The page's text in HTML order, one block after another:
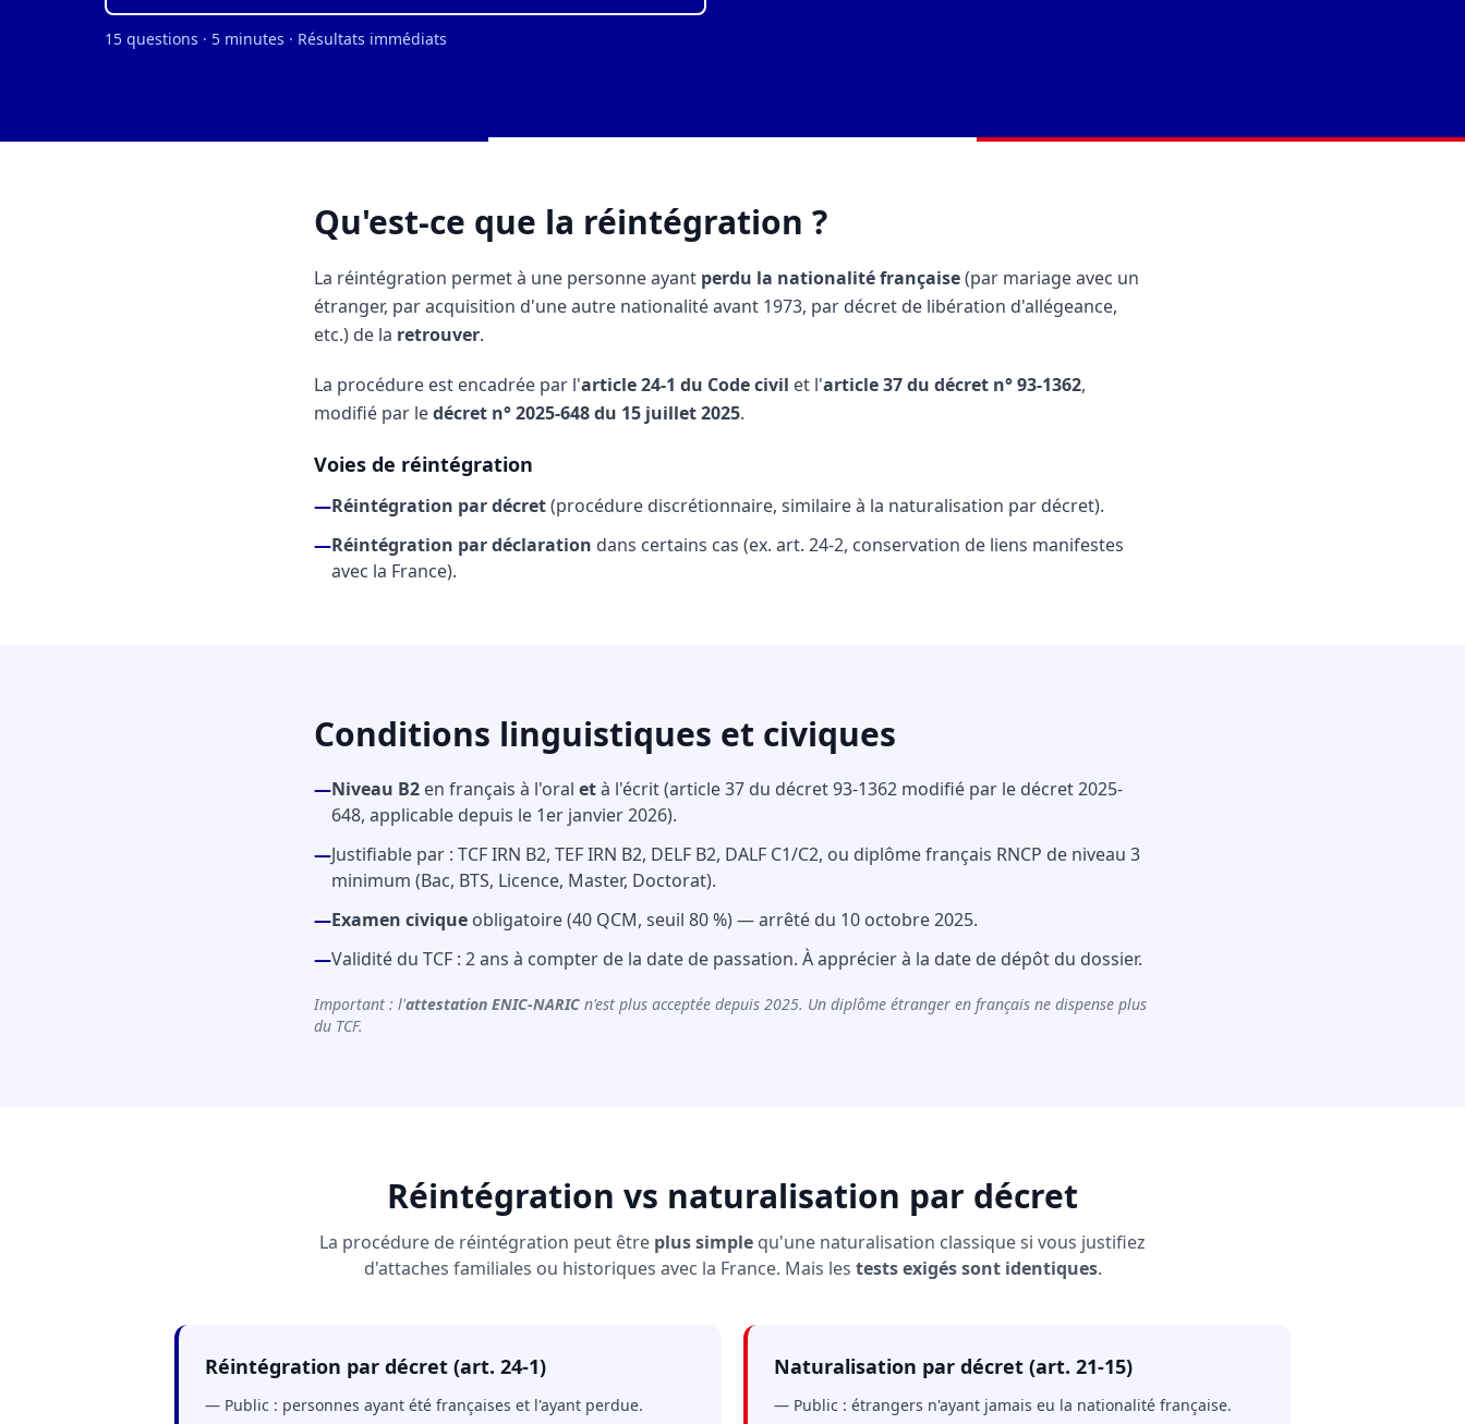
15 questions · 5 minutes · Résultats immédiats
Qu'est-ce que la réintégration ?
La réintégration permet à une personne ayant perdu la nationalité française(par mariage avec un
étranger, par acquisition d'une autre nationalité avant 1973, par décret de libération d'allégeance,
etc.) de la retrouver.
La procédure est encadrée par l'article 24-1 du Code civil et l'article 37 du décret n° 93-1362,
modifié par ledécret n° 2025-648 du 15 juillet 2025.
Voies de réintégration
—Réintégration par décret(procédure discrétionnaire, similaire à la naturalisation par décret).
—Réintégration par déclaration dans certains cas (ex. art. 24-2, conservation de liens manifestes
avec la France).
Conditions linguistiques et civiques
—Niveau B2 en français à l'oral età l'écrit (article 37 du décret 93-1362 modifié par le décret 2025-
648, applicable depuis le 1er janvier 2026).
—Justifiable par : TCF IRN B2, TEF IRN B2, DELF B2, DALF C1/C2, ou diplôme français RNCP de niveau 3
minimum (Bac, BTS, Licence, Master, Doctorat).
—Examen civique obligatoire (40 QCM, seuil 80 %) — arrêté du 10 octobre 2025.
—Validité du TCF : 2 ans à compter de la date de passation. À apprécier à la date de dépôt du dossier.
Important : l'attestation ENIC-NARIC n'est plus acceptée depuis 2025. Un diplôme étranger en français ne dispense plus
du TCF.
Réintégration vs naturalisation par décret
La procédure de réintégration peut être plus simple qu'une naturalisation classique si vous justifiez
d'attaches familiales ou historiques avec la France. Mais les tests exigés sont identiques.
Réintégration par décret (art. 24-1)
— Public : personnes ayant été françaises et l'ayant perdue.
Naturalisation par décret (art. 21-15)
— Public : étrangers n'ayant jamais eu la nationalité française.